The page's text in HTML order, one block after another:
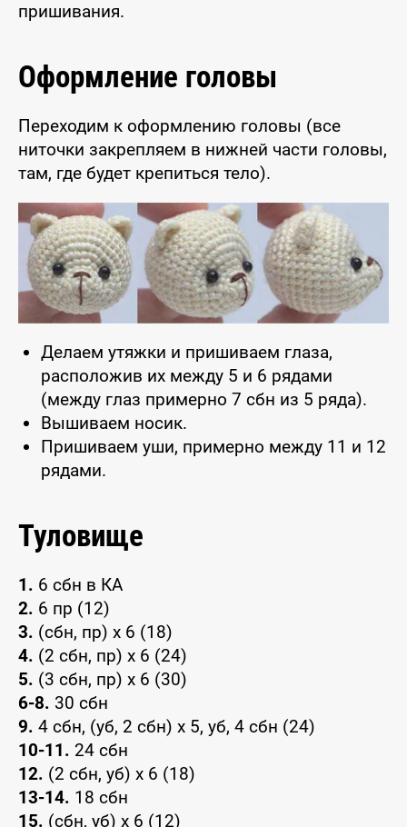
пришивания.
Оформление головы
Переходим к оформлению головы (все
ниточки закрепляем в нижней части головы,
там, где будет крепиться тело).
Делаем утяжки и пришиваем глаза,
расположив их между 5 и 6 рядами
(между глаз примерно 7 сбн из 5 ряда).
Вышиваем носик.
Пришиваем уши, примерно между 11 и 12
рядами.
Туловище
1. 6 сбн в КА
2. 6 пр (12)
3. (сбн, пр) x 6 (18)
4. (2 сбн, пр) x 6 (24)
5. (3 сбн, пр) x 6 (30)
6-8. 30 сбн
9. 4 сбн, (уб, 2 сбн) x 5, уб, 4 сбн (24)
10-11. 24 сбн
12. (2 сбн, уб) x 6 (18)
13-14. 18 сбн
15. (сбн, уб) x 6 (12)